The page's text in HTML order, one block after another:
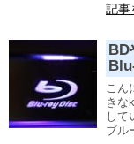
記事
BD
こん
きな
して
ブル